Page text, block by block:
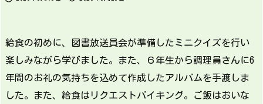
給食の初めに、図書放送員会が準備したミニクイズを行い
楽しみながら学びました。また、６年生から調理員さんに6
年間のお礼の気持ちを込めて作成したアルバムを手渡しま
した。また、給食はリクエストバイキング。ご飯はおいな